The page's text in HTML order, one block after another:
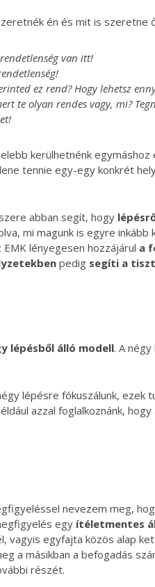
én és mit is szeretne
van itt!
ez rend? Hogy lehetsz
te olyan rendes vagy, mi?
kerülhetnénk
tennie egy-egy konkrét
abban segít, hogy
mi magunk is egyre inkább
lényegesen hozzájárul a
pedig segíti a
lépésből álló modell. A négy
lépésre fókuszálunk,
azzal foglalkoznánk,
nevezem meg,
egy ítéletmentes
vagyis egyfajta közös alap
a másikban a befogadás
részét.